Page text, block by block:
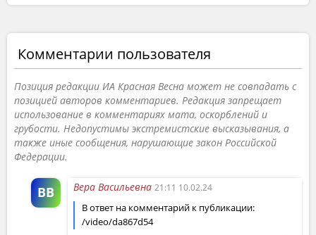
Комментарии пользователя
Позиция редакции ИА Красная Весна может не совпадать с
позицией авторов комментариев. Редакция запрещает
использование в комментариях мата, оскорблений и
грубости. Недопустимы экстремистские высказывания, а
также иные сообщения, нарушающие закон Российской
Федерации.
ВВ Вера Васильевна 21:11 10.02.24
В ответ на комментарий к публикации:
/video/da867d54